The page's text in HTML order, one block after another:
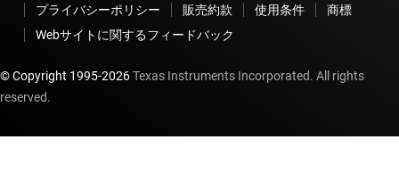
プライバシーポリシー
販売約款 使用条件
商標
Webサイトに関するフィードバック
© Copyright 1995-2026Texas Instruments Incorporated. All rights
reserved.